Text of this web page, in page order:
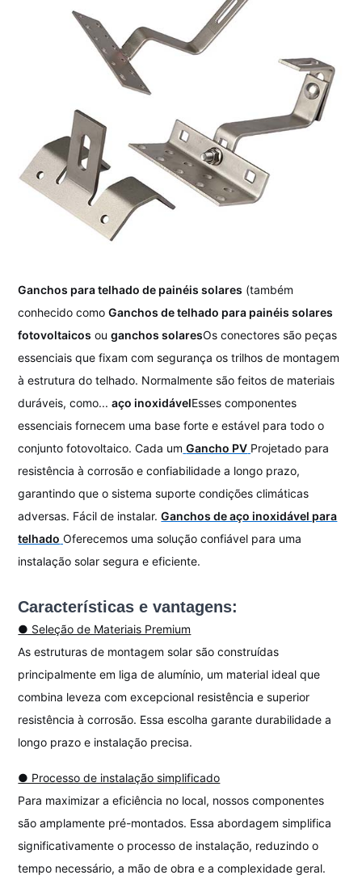
Ganchos para telhado de painéis solares (também
conhecido comoGanchos de telhado para painéis solares
fotovoltaicos ouganchos solaresOs conectores são peças
essenciais que fixam com segurança os trilhos de montagem
à estrutura do telhado. Normalmente são feitos de materiais
duráveis, como...aço inoxidávelEsses componentes
essenciais fornecem uma base forte e estável para todo o
conjunto fotovoltaico. Cada um Gancho PV Projetado para
resistência à corrosão e confiabilidade a longo prazo,
garantindo que o sistema suporte condições climáticas
adversas. Fácil de instalar.Ganchos de aço inoxidável para
telhado Oferecemos uma solução confiável para uma
instalação solar segura e eficiente.
Características e vantagens:
● Seleção de Materiais Premium
As estruturas de montagem solar são construídas
principalmente em liga de alumínio, um material ideal que
combina leveza com excepcional resistência e superior
resistência à corrosão. Essa escolha garante durabilidade a
longo prazo e instalação precisa.
● Processo de instalação simplificado
Para maximizar a eficiência no local, nossos componentes
são amplamente pré-montados. Essa abordagem simplifica
significativamente o processo de instalação, reduzindo o
tempo necessário, a mão de obra e a complexidade geral.